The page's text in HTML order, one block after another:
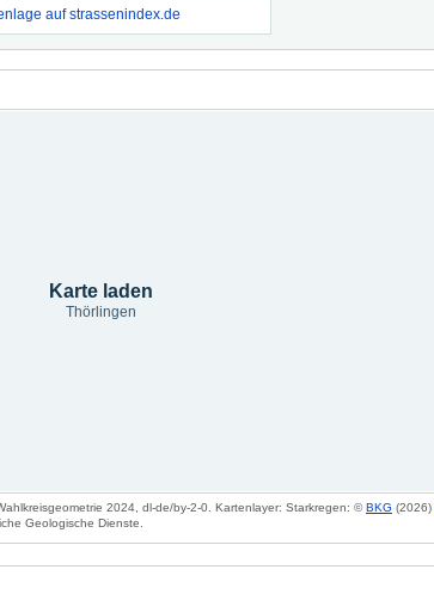
auf strassenindex.de
Karte laden
Thörlingen
2024, dl-de/by-2-0. Kartenlayer: Starkregen: ©BKG (2026)
Geologische Dienste.